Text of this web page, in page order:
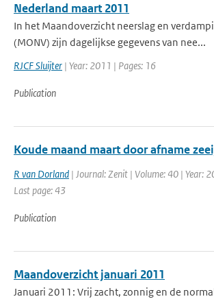
Nederland maart 2011
In het Maandoverzicht neerslag en
(MONV) zijn dagelijkse gegevens van nee...
RJCF Sluijter | Year: 2011 | Pages: 16
Publication
Koude maand maart door afname
R van Dorland | Journal: Zenit | Volume: 40 | Year:
Last page: 43
Publication
Maandoverzicht januari 2011
Januari 2011: Vrij zacht, zonnig en de